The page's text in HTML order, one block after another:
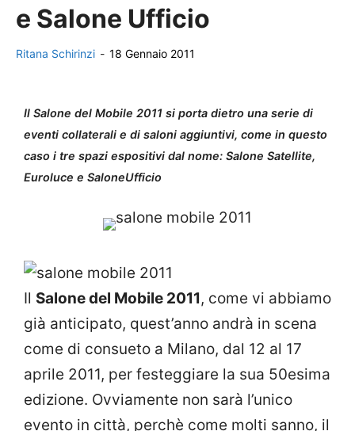
e Salone Ufficio
Ritana Schirinzi - 18 Gennaio 2011
Il Salone del Mobile 2011 si porta dietro una serie di
eventi collaterali e di saloni aggiuntivi, come in questo
caso i tre spazi espositivi dal nome: Salone Satellite,
Euroluce e SaloneUfficio
Il Salone del Mobile 2011, come vi abbiamo
già anticipato, quest’anno andrà in scena
come di consueto a Milano, dal 12 al 17
aprile 2011, per festeggiare la sua 50esima
edizione. Ovviamente non sarà l’unico
evento in città, perchè come molti sanno, il